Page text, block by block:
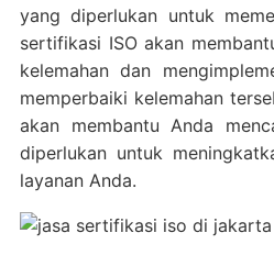
yang diperlukan untuk
sertifikasi ISO akan
kelemahan dan
memperbaiki kelemahan
akan membantu Anda
diperlukan untuk
layanan Anda.